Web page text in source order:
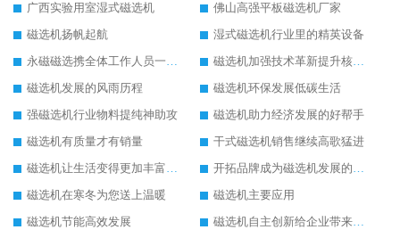
广西实验用室湿式磁选机
佛山高强平板磁选机厂家
磁选机扬帆起航
湿式磁选机行业里的精英设备
永磁磁选携全体工作人员一起闯
磁选机加强技术革新提升核心竞争力
磁选机发展的风雨历程
磁选机环保发展低碳生活
强磁选机行业物料提纯神助攻
磁选机助力经济发展的好帮手
磁选机有质量才有销量
干式磁选机销售继续高歌猛进
磁选机让生活变得更加丰富多彩
开拓品牌成为磁选机发展的有效武器
磁选机在寒冬为您送上温暖
磁选机主要应用
磁选机节能高效发展
磁选机自主创新给企业带来了阳光